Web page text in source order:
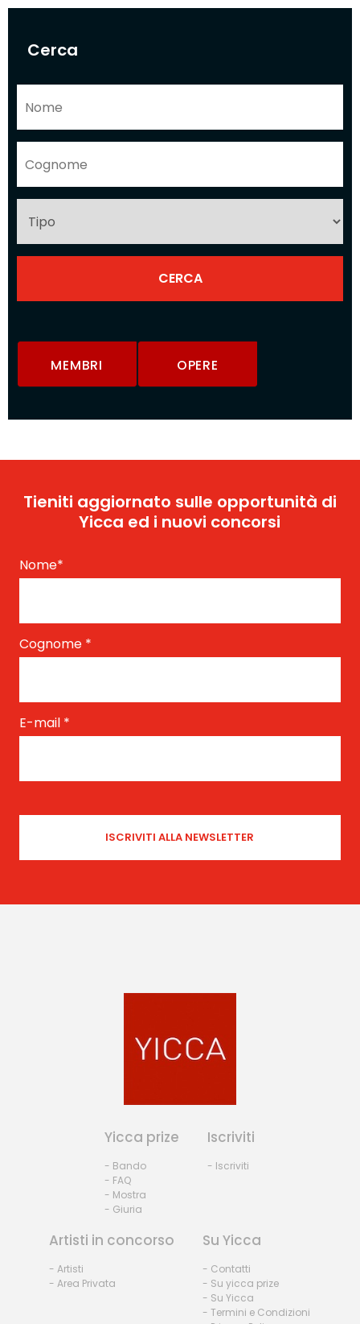
Cerca
MEMBRI OPERE
Tieniti aggiornato sulle opportunità di
Yicca ed i nuovi concorsi
Nome*
Cognome *
E-mail *
Yicca prize
- Bando
- FAQ
- Mostra
- Giuria
Iscriviti
- Iscriviti
Artisti in concorso
- Artisti
- Area Privata
Su Yicca
- Contatti
- Su yicca prize
- Su Yicca
- Termini e Condizioni